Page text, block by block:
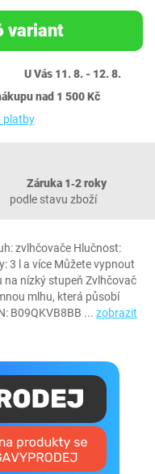
variant
U Vás 11. 8. - 12. 8.
nad 1 500 Kč
platby
Záruka 1‐2 roky
podle stavu zboží
zvlhčovače Hlučnost:
3 l a více Můžete vypnout
na nízký stupeň Zvlhčovač
mlhu, která působí
B09QKVB8BB ... zobrazit